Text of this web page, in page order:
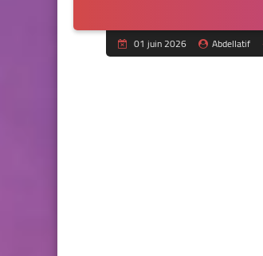
01 juin 2026 Abdellatif